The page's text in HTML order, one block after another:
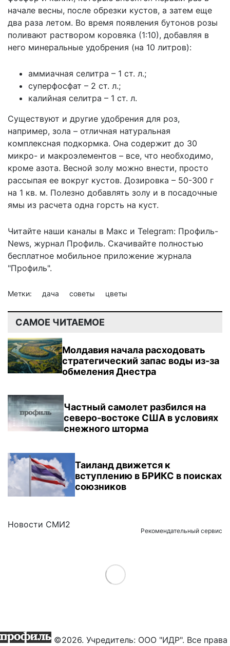
начале весны, после обрезки кустов, а затем еще
два раза летом. Во время появления бутонов розы
поливают раствором коровяка (1:10), добавляя в
него минеральные удобрения (на 10 литров):
аммиачная селитра – 1 ст. л.;
суперфосфат – 2 ст. л.;
калийная селитра – 1 ст. л.
Существуют и другие удобрения для роз,
например, зола – отличная натуральная
комплексная подкормка. Она содержит до 30
микро- и макроэлементов – все, что необходимо,
кроме азота. Весной золу можно внести, просто
рассыпая ее вокруг кустов. Дозировка – 50-300 г
на 1 кв. м. Полезно добавлять золу и в посадочные
ямы из расчета одна горсть на куст.
Читайте наши каналы в Макс и Telegram: Профиль-
News, журнал Профиль. Скачивайте полностью
бесплатное мобильное приложение журнала
"Профиль".
Метки: дача советы цветы
САМОЕ ЧИТАЕМОЕ
Молдавия начала расходовать
стратегический запас воды из-за
обмеления Днестра
Частный самолет разбился на
северо-востоке США в условиях
снежного шторма
Таиланд движется к
вступлению в БРИКС в поисках
союзников
Новости СМИ2
Рекомендательный сервис
Load More
©2026. Учредитель: ООО "ИДР". Все права